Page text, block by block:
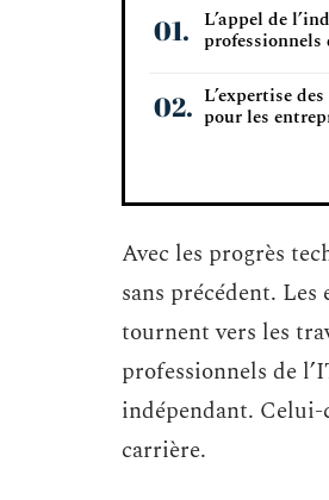
L’appel de
professionnels
L’expertise
pour les
Avec les progrès
sans précédent.
tournent vers les
professionnels de
indépendant.
carrière.